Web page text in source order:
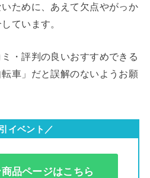
ために、あえて欠点やがっか
ています。
・評判の良いおすすめできる
車」だと誤解のないようお願
イベント／
品ページはこちら